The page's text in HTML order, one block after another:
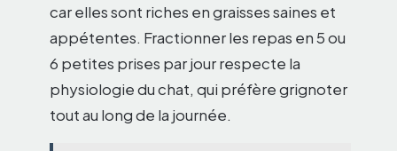
car elles sont riches en graisses saines et
appétentes. Fractionner les repas en 5 ou
6 petites prises par jour respecte la
physiologie du chat, qui préfère grignoter
tout au long de la journée.